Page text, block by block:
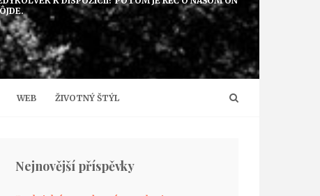
WEB ŽIVOTNÝ ŠTÝL
Nejnovější příspěvky